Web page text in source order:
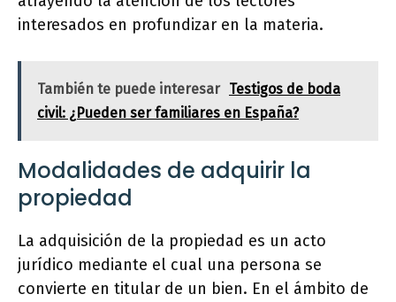
interesados en profundizar en la materia.
También te puede interesar Testigos de boda
civil: ¿Pueden ser familiares en España?
Modalidades de adquirir la
propiedad
La adquisición de la propiedad es un acto
jurídico mediante el cual una persona se
convierte en titular de un bien. En el ámbito de